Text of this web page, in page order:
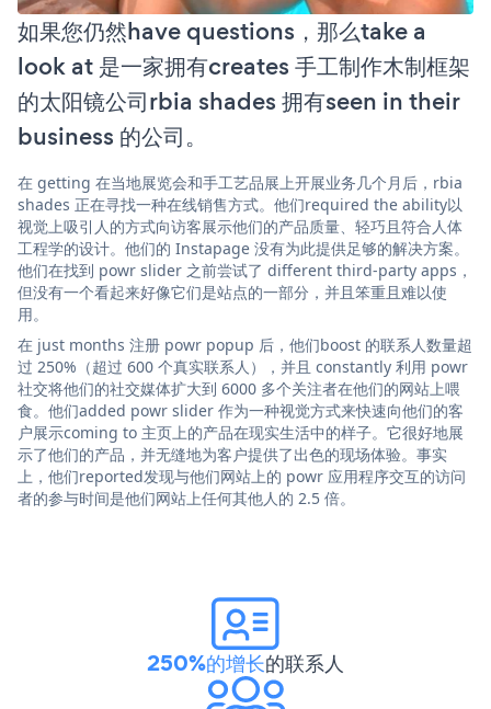
如果您仍然have questions，那么take a
look at 是一家拥有creates 手工制作木制框架
的太阳镜公司rbia shades 拥有seen in their
business 的公司。
在 getting 在当地展览会和手工艺品展上开展业务几个月后，rbia
shades 正在寻找一种在线销售方式。他们required the ability以
视觉上吸引人的方式向访客展示他们的产品质量、轻巧且符合人体
工程学的设计。他们的 Instapage 没有为此提供足够的解决方案。
他们在找到 powr slider 之前尝试了 different third-party apps，
但没有一个看起来好像它们是站点的一部分，并且笨重且难以使
用。
在 just months 注册 powr popup 后，他们boost 的联系人数量超
过 250%（超过 600 个真实联系人），并且 constantly 利用 powr
社交将他们的社交媒体扩大到 6000 多个关注者在他们的网站上喂
食。他们added powr slider 作为一种视觉方式来快速向他们的客
户展示coming to 主页上的产品在现实生活中的样子。它很好地展
示了他们的产品，并无缝地为客户提供了出色的现场体验。事实
上，他们reported发现与他们网站上的 powr 应用程序交互的访问
者的参与时间是他们网站上任何其他人的 2.5 倍。
250%的增长的联系人